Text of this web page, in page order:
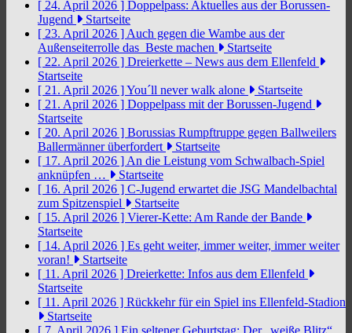
[ 24. April 2026 ] Doppelpass: Aktuelles aus der Borussen-
Jugend
Startseite
[ 23. April 2026 ] Auch gegen die Wambe aus der
Außenseiterrolle das Beste machen
Startseite
[ 22. April 2026 ] Dreierkette – News aus dem Ellenfeld
Startseite
[ 21. April 2026 ]You´ll never walk alone
Startseite
[ 21. April 2026 ] Doppelpass mit der Borussen-Jugend
Startseite
[ 20. April 2026 ] Borussias Rumpftruppe gegen Ballweilers
Ballermänner überfordert
Startseite
[ 17. April 2026 ] An die Leistung vom Schwalbach-Spiel
anknüpfen …
Startseite
[ 16. April 2026 ] C-Jugend erwartet die JSG Mandelbachtal
zum Spitzenspiel
Startseite
[ 15. April 2026 ] Vierer-Kette: Am Rande der Bande
Startseite
[ 14. April 2026 ] Es geht weiter, immer weiter, immer weiter
voran!
Startseite
[ 11. April 2026 ] Dreierkette: Infos aus dem Ellenfeld
Startseite
[ 11. April 2026 ] Rückkehr für ein Spiel ins Ellenfeld-Stadion
Startseite
[ 7. April 2026 ] Ein seltener Geburtstag: Der „weiße Blitz“